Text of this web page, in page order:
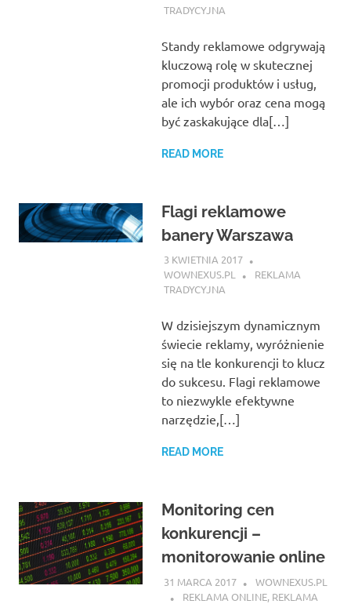
TRADYCYJNA
Standy reklamowe odgrywają
kluczową rolę w skutecznej
promocji produktów i usług,
ale ich wybór oraz cena mogą
być zaskakujące dla[…]
READ MORE
Flagi reklamowe
banery Warszawa
3 KWIETNIA 2017
WOWNEXUS.PL
REKLAMA
TRADYCYJNA
W dzisiejszym dynamicznym
świecie reklamy, wyróżnienie
się na tle konkurencji to klucz
do sukcesu. Flagi reklamowe
to niezwykle efektywne
narzędzie,[…]
READ MORE
Monitoring cen
konkurencji –
monitorowanie online
31 MARCA 2017
WOWNEXUS.PL
REKLAMA ONLINE, REKLAMA